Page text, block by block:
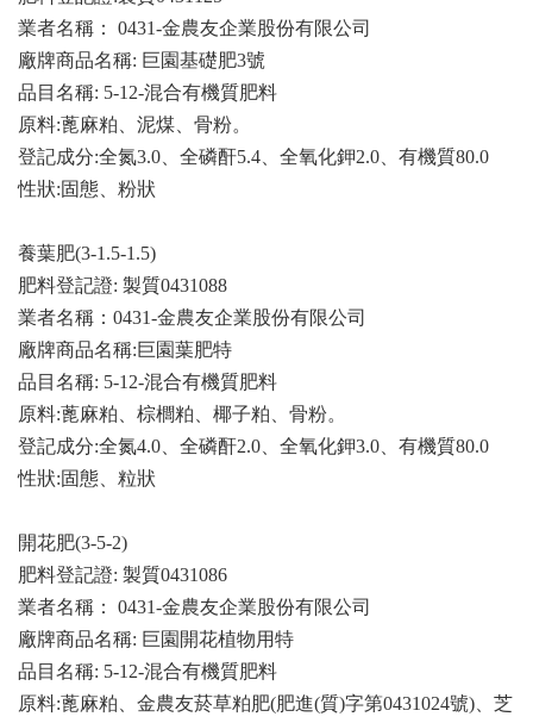
業者名稱： 0431-金農友企業股份有限公司
廠牌商品名稱: 巨園基礎肥3號
品目名稱: 5-12-混合有機質肥料
原料:蓖麻粕、泥煤、骨粉。
登記成分:全氮3.0、全磷酐5.4、全氧化鉀2.0、有機質80.0
性狀:固態、粉狀
養葉肥(3-1.5-1.5)
肥料登記證: 製質0431088
業者名稱：0431-金農友企業股份有限公司
廠牌商品名稱:巨園葉肥特
品目名稱: 5-12-混合有機質肥料
原料:蓖麻粕、棕櫚粕、椰子粕、骨粉。
登記成分:全氮4.0、全磷酐2.0、全氧化鉀3.0、有機質80.0
性狀:固態、粒狀
開花肥(3-5-2)
肥料登記證: 製質0431086
業者名稱： 0431-金農友企業股份有限公司
廠牌商品名稱: 巨園開花植物用特
品目名稱: 5-12-混合有機質肥料
原料:蓖麻粕、金農友菸草粕肥(肥進(質)字第0431024號)、芝